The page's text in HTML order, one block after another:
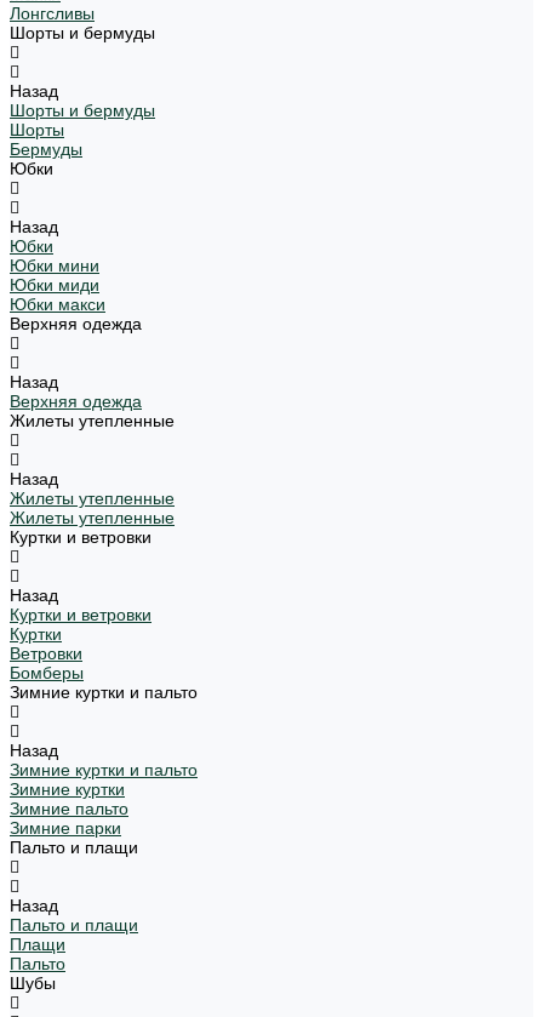
Лонгсливы
Шорты и бермуды
Назад
Шорты и бермуды
Шорты
Бермуды
Юбки
Назад
Юбки
Юбки мини
Юбки миди
Юбки макси
Верхняя одежда
Назад
Верхняя одежда
Жилеты утепленные
Назад
Жилеты утепленные
Жилеты утепленные
Куртки и ветровки
Назад
Куртки и ветровки
Куртки
Ветровки
Бомберы
Зимние куртки и пальто
Назад
Зимние куртки и пальто
Зимние куртки
Зимние пальто
Зимние парки
Пальто и плащи
Назад
Пальто и плащи
Плащи
Пальто
Шубы